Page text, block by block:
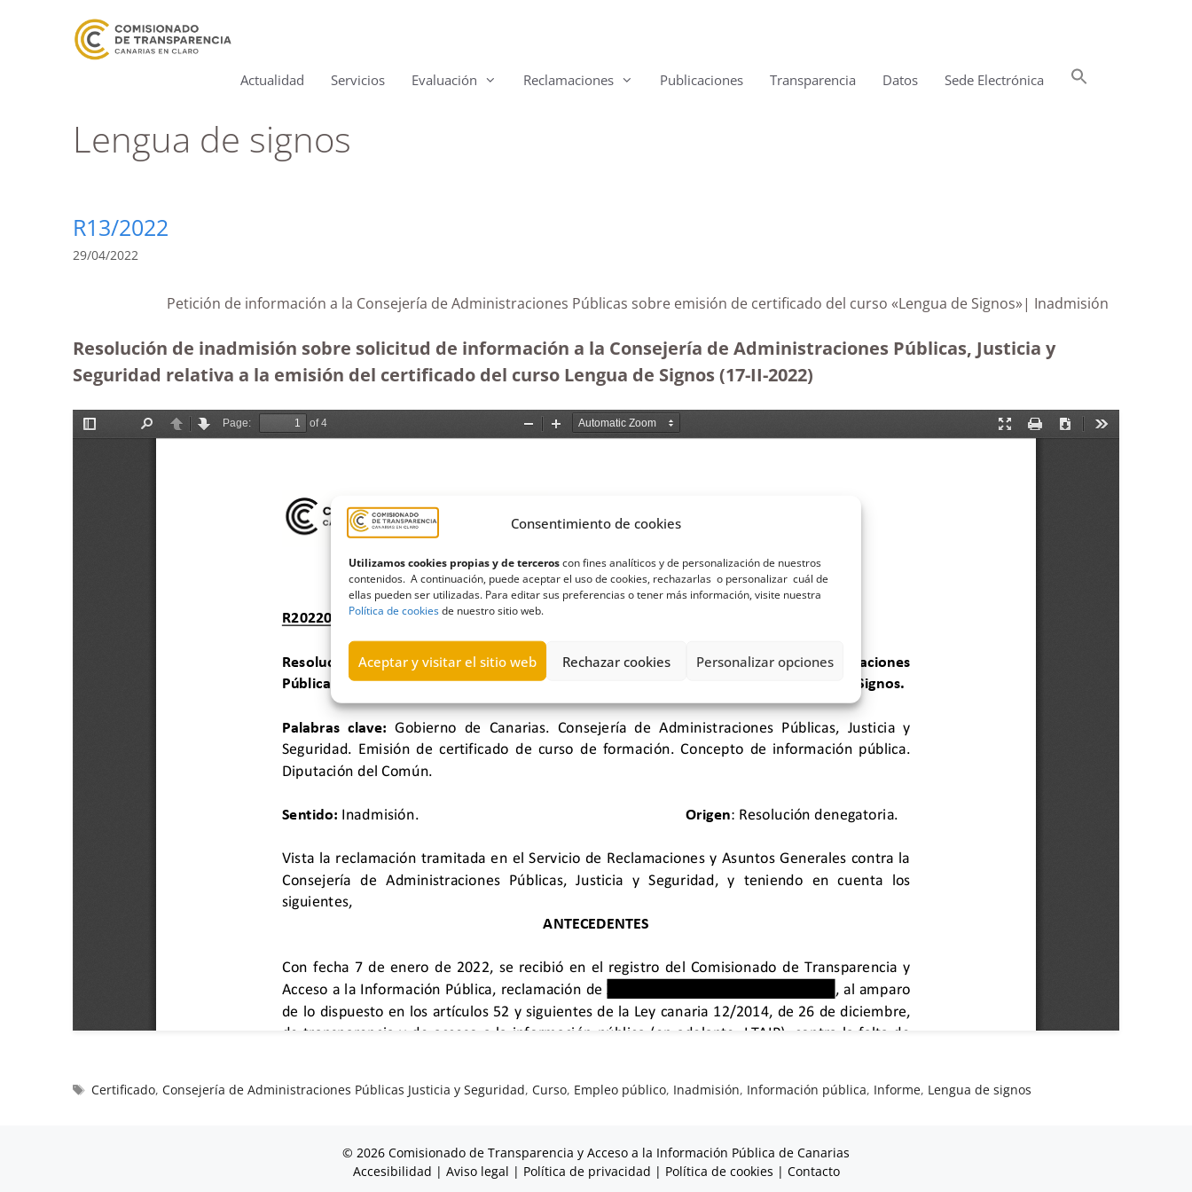
Consentimiento de cookies
Utilizamos cookies propias y de terceroscon fines analíticos y de personalización de nuestros
contenidos. A continuación, puede aceptar el uso de cookies, rechazarlas o personalizar cuál de
ellas pueden ser utilizadas. Para editar sus preferencias o tener más información, visite nuestra
Política de cookiesde nuestro sitio web.
Aceptar y visitar el sitio web Rechazar cookies Personalizar opciones
Actualidad Servicios Evaluación Reclamaciones Publicaciones Transparencia Datos Sede Electrónica
Lengua de signos
R13/2022
29/04/2022
Petición de información a la Consejería de Administraciones Públicas sobre emisión de certificado del curso «Lengua de Signos»| Inadmisión
Resolución de inadmisión sobre solicitud de información a la Consejería de Administraciones Públicas, Justicia y
Seguridad relativa a la emisión del certificado del curso Lengua de Signos (17-II-2022)
Certificado,Consejería de Administraciones Públicas Justicia y Seguridad,Curso, Empleo público, Inadmisión, Información pública, Informe, Lengua de signos
© 2026 Comisionado de Transparencia y Acceso a la Información Pública de Canarias
Accesibilidad | Aviso legal | Política de privacidad | Política de cookies | Contacto